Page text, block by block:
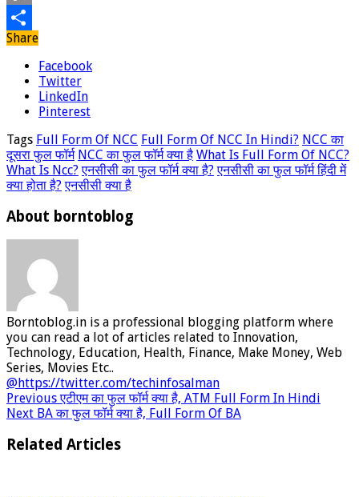
Copy
Link
Share
Share
Facebook
Twitter
LinkedIn
Pinterest
Tags Full Form Of NCC Full Form Of NCC In Hindi? NCC का
दूसरा फुल फॉर्म NCC का फुल फॉर्म क्या है What Is Full Form Of NCC?
What Is Ncc? एनसीसी का फुल फॉर्म क्या है? एनसीसी का फुल फॉर्म हिंदी में
क्या होता है? एनसीसी क्या है
About borntoblog
Borntoblog.in is a professional blogging platform where
you can read a lot of articles related to Innovation,
Technology, Education, Health, Finance, Make Money, Web
Series, Movies Etc..
@https://twitter.com/techinfosalman
Previousएटीएम का फुल फॉर्म क्या है, ATM Full Form In Hindi
Next BA का फुल फॉर्म क्या है, Full Form Of BA
Related Articles